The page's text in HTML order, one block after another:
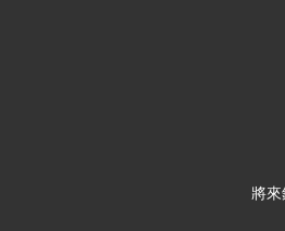
將